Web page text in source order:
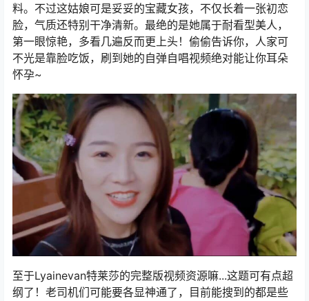
料。不过这姑娘可是妥妥的宝藏女孩，不仅长着一张初恋
脸，气质还特别干净清新。最绝的是她属于耐看型美人，
第一眼惊艳，多看几遍反而更上头！偷偷告诉你，人家可
不光是靠脸吃饭，刷到她的自弹自唱视频绝对能让你耳朵
怀孕~
至于Lyainevan特莱莎的完整版视频资源嘛...这题可有点超
纲了！老司机们可能要各显神通了，目前能搜到的都是些